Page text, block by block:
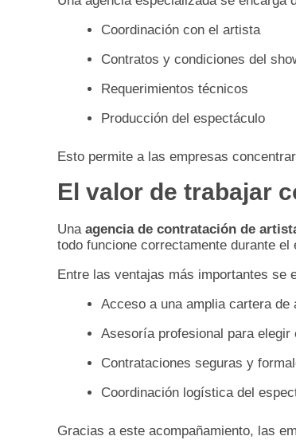
Coordinación con el artista
Contratos y condiciones del
Requerimientos técnicos
Producción del espectáculo
Esto permite a las empresas
El valor de trabajar
Una agencia de contratación de
todo funcione correctamente durante el
Entre las ventajas más importantes se
Acceso a una amplia cartera de
Asesoría profesional para elegir
Contrataciones seguras y
Coordinación logística del
Gracias a este acompañamiento, las